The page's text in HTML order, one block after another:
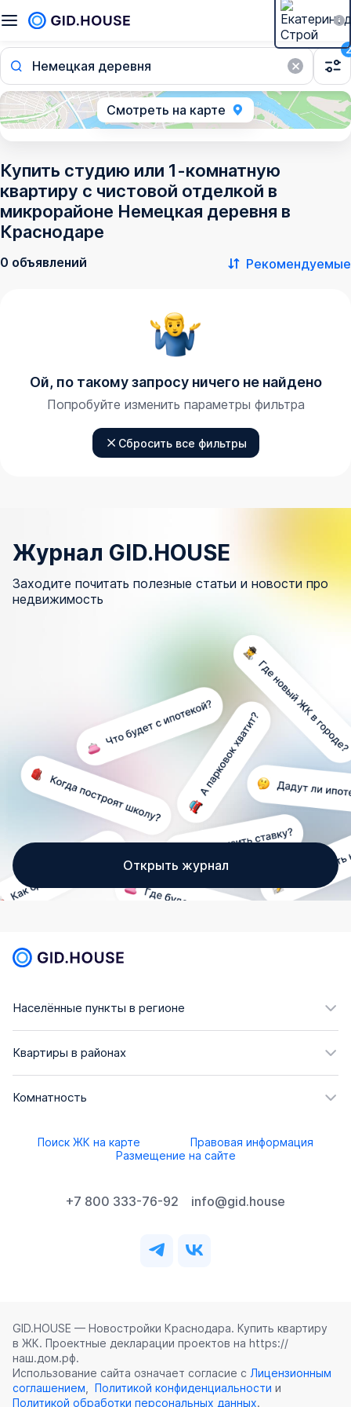
Немецкая деревня
2
Смотреть на карте
Купить студию или 1-комнатную
квартиру с чистовой отделкой в
микрорайоне Немецкая деревня в
Краснодаре
0 объявлений Рекомендуемые
Ой, по такому запросу ничего не найдено
Попробуйте изменить параметры фильтра
Сбросить все фильтры
Журнал GID.HOUSE
Заходите почитать полезные статьи и новости про
недвижимость
Открыть журнал
Населённые пункты в регионе
Квартиры в районах
Комнатность
Поиск ЖК на карте
Правовая информация
Размещение на сайте
+7 800 333-76-92 info@gid.house
GID.HOUSE — Новостройки Краснодара. Купить квартиру
в ЖК. Проектные декларации проектов на https://
наш.дом.рф.
Использование сайта означает согласие с Лицензионным
соглашением
Политикой конфиденциальности и
Политикой обработки персональных данных.